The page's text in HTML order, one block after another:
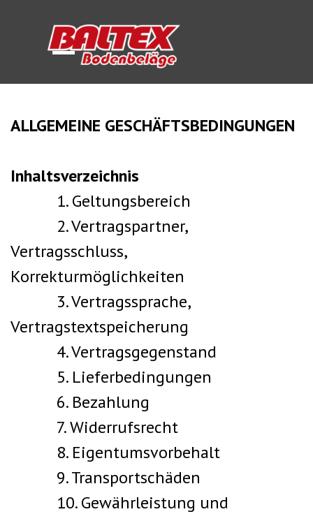
Menü überspringen
ALLGEMEINE GESCHÄFTSBEDINGUNGEN
Inhaltsverzeichnis
1. Geltungsbereich
2. Vertragspartner,
Vertragsschluss,
Korrekturmöglichkeiten
3. Vertragssprache,
Vertragstextspeicherung
4. Vertragsgegenstand
5. Lieferbedingungen
6. Bezahlung
7. Widerrufsrecht
8. Eigentumsvorbehalt
9. Transportschäden
10. Gewährleistung und